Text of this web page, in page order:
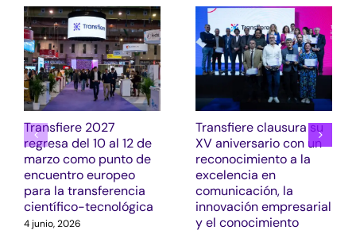
Transfiere 2027
regresa del 10 al 12 de
marzo como punto de
encuentro europeo
para la transferencia
científico-tecnológica
4 junio, 2026
Transfiere clausura su
XV aniversario con un
reconocimiento a la
excelencia en
comunicación, la
innovación empresarial
y el conocimiento